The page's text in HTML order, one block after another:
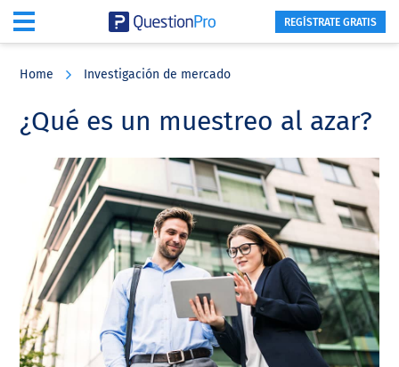
content
sidebar
REGÍSTRATE GRATIS
Home Investigación de mercado
¿Qué es un muestreo al azar?